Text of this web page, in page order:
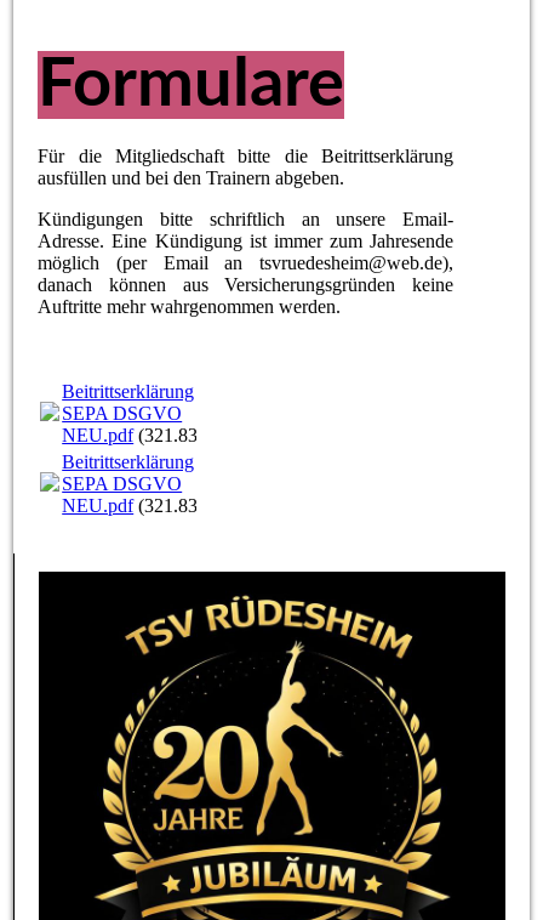
Formulare
Für die Mitgliedschaft bitte die Beitrittserklärung
ausfüllen und bei den Trainern abgeben.
Kündigungen bitte schriftlich an unsere Email-
Adresse. Eine Kündigung ist immer zum Jahresende
möglich (per Email an tsvruedesheim@web.de),
danach können aus Versicherungsgründen keine
Auftritte mehr wahrgenommen werden.
Beitrittserklärung
SEPA DSGVO
NEU.pdf(321.83KB)
Beitrittserklärung
SEPA DSGVO
NEU.pdf(321.83KB)